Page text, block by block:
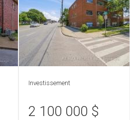
Investissement
2 100 000 $